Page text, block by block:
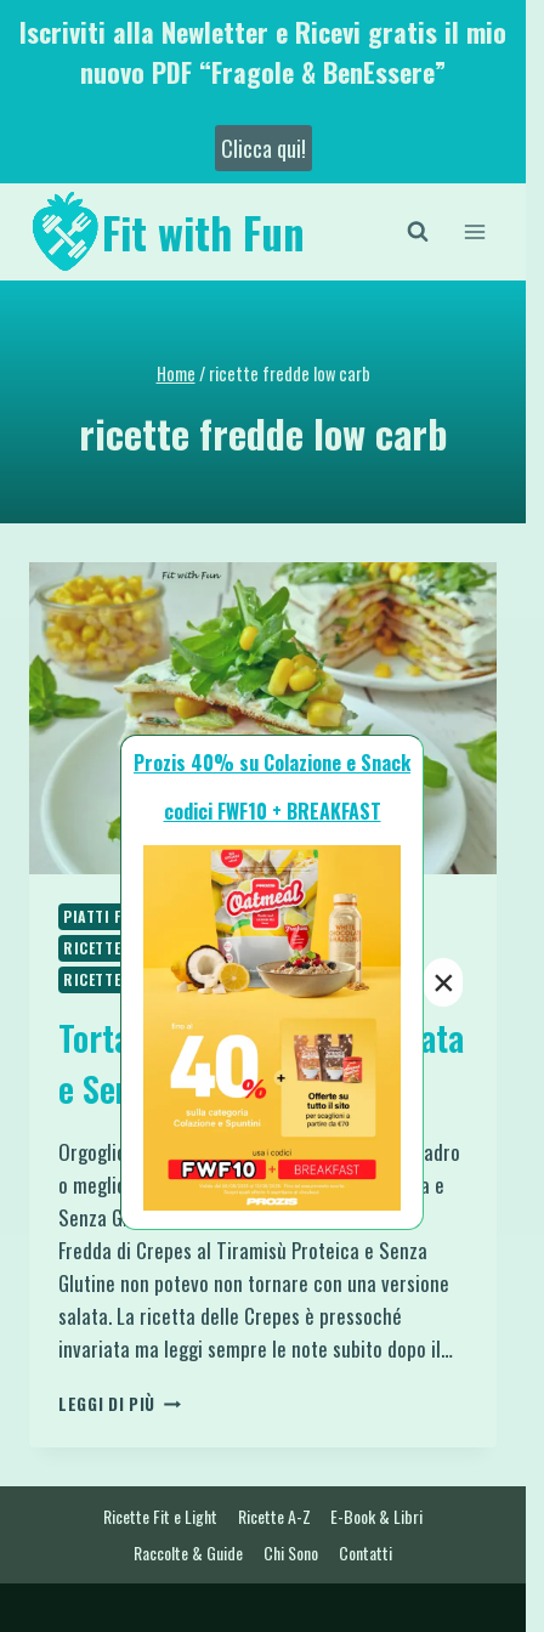
SaltaIscriviti alla Newletter e Ricevi gratis il mio
nuovo PDF “Fragole & BenEssere”
Clicca qui!
Fit with Fun
Home/ ricette fredde low carb
ricette fredde low carb
PIATTI FREDDI PIATTI UNICI
RICETTE
RICETTE LOW CARB
RICETTE PROTEICHE
RICETTE SALATE
RICETTE SENZA GLUTINE
Torta di Crepes Fredda Salata
e Senza Glutine
Orgogliosa al limite nel presentarti questo quadro
o meglio questa Torta di Crepes Fredda Salata e
Senza Glutine. Dopo aver realizzato la Torta
Fredda di Crepes al Tiramisù Proteica e Senza
Glutine non potevo non tornare con una versione
salata. La ricetta delle Crepes è pressoché
invariata ma leggi sempre le note subito dopo il…
LEGGI DI PIÙ TORTA
E
SENZA
Ricette Fit e Light Ricette A-Z
E-Book & Libri
Raccolte & Guide
Chi Sono Contatti
Prozis 40% su Colazione e Snack
codici FWF10 + BREAKFAST
×